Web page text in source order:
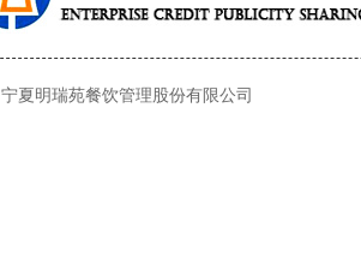
宁夏明瑞苑餐饮管理股份有限公司